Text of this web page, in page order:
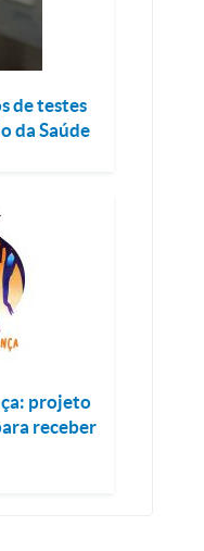
de testes
da Saúde
projeto
receber